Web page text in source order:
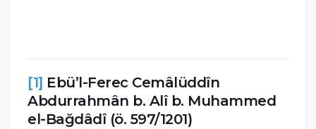
[1] Ebü’l-Ferec Cemâlüddîn
Abdurrahmân b. Alî b. Muhammed
el-Bağdâdî (ö. 597/1201)